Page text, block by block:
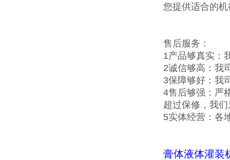
您提供适合的
售后服务：
1产品够真实：
2诚信够高：我
3保障够好：我
4售后够强：严
超过保修，我
5实体经营：各
膏体液体灌装